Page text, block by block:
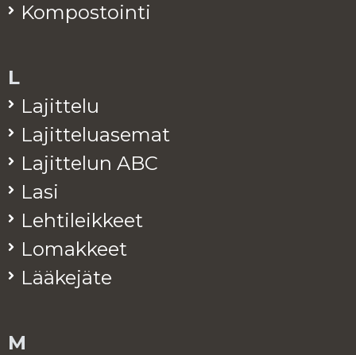
Kom­pos­toin­ti
L
La­jit­te­lu
La­jit­te­lua­se­mat
La­jit­te­lun ABC
Lasi
Leh­ti­leik­keet
Lo­mak­keet
Lää­ke­jä­te
M